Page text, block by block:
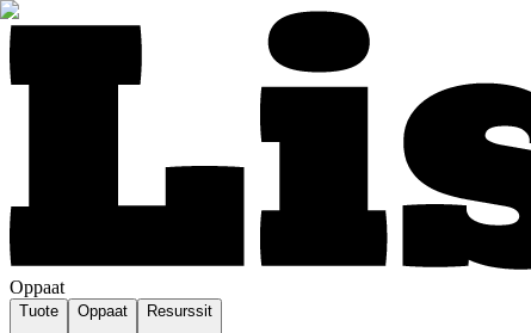
Oppaat
Tuote Oppaat Resurssit